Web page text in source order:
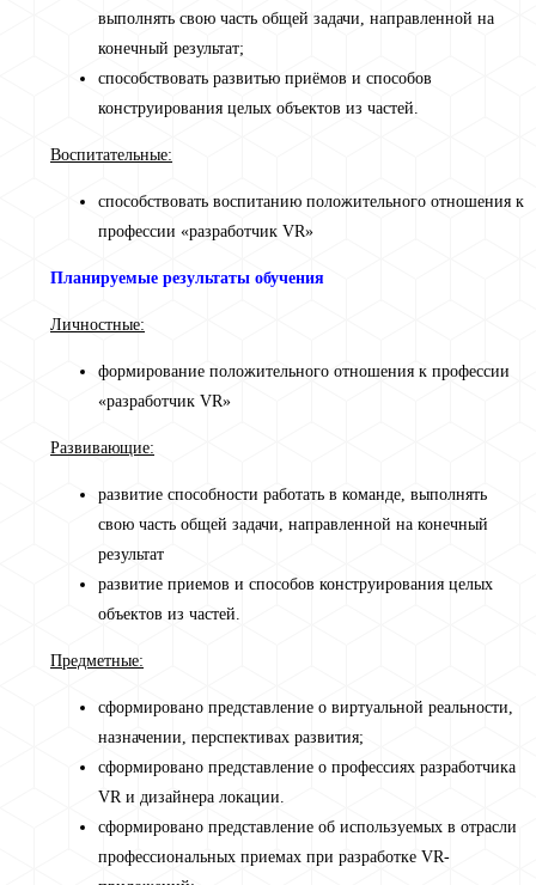
выполнять свою часть общей задачи, направленной на
конечный результат;
способствовать развитью приёмов и способов
конструирования целых объектов из частей.
Воспитательные:
способствовать воспитанию положительного отношения к
профессии «разработчик VR»
Планируемые результаты обучения
Личностные:
формирование положительного отношения к профессии
«разработчик VR»
Развивающие:
развитие способности работать в команде, выполнять
свою часть общей задачи, направленной на конечный
результат
развитие приемов и способов конструирования целых
объектов из частей.
Предметные:
сформировано представление о виртуальной реальности,
назначении, перспективах развития;
сформировано представление о профессиях разработчика
VR и дизайнера локации.
сформировано представление об используемых в отрасли
профессиональных приемах при разработке VR-